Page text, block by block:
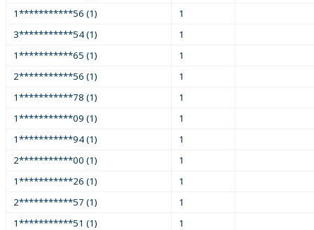
1***********56 (1)
1
3***********54 (1)
1
1***********65 (1)
1
2***********56 (1)
1
1***********78 (1)
1
1***********09 (1)
1
1***********94 (1)
1
2***********00 (1)
1
1***********26 (1)
1
2***********57 (1)
1
1***********51 (1)
1